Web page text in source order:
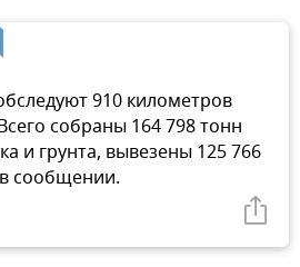
910 километров
собраны 164 798 тонн
и грунта, вывезены 125 766
сообщении.